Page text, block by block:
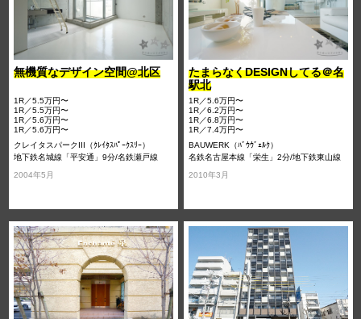
無機質なデザイン空間@北区
1R／5.5万円〜
1R／5.5万円〜
1R／5.6万円〜
1R／5.6万円〜
クレイタスパークIII（ｸﾚｲﾀｽﾊﾟｰｸｽﾘｰ）
地下鉄名城線「平安通」9分/名鉄瀬戸線
2004年5月
たまらなくDESIGNしてる＠名
駅北
1R／5.6万円〜
1R／6.2万円〜
1R／6.8万円〜
1R／7.4万円〜
BAUWERK（ﾊﾞｳｳﾞｪﾙｸ）
名鉄名古屋本線「栄生」2分/地下鉄東山線
2010年3月